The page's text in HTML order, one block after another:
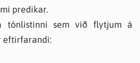
predikar.
tónlistinni sem við flytjum á
eftirfarandi: